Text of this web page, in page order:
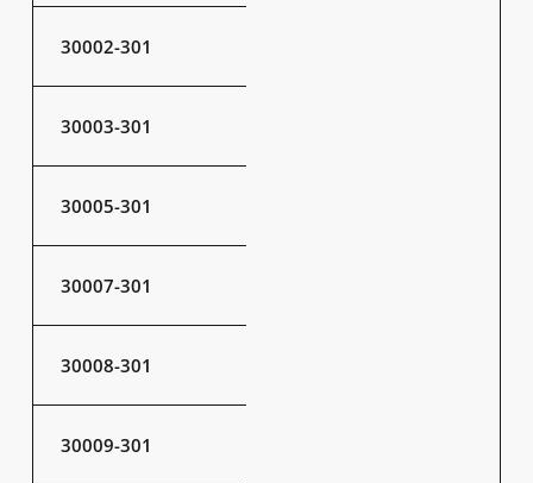
30002-301
30003-301
30005-301
30007-301
30008-301
30009-301